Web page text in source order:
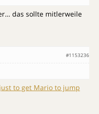
das sollte mitlerweile
#1153236
to get Mario to jump